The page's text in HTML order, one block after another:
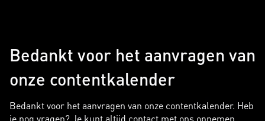
Bedankt voor het aanvragen van
onze contentkalender
Bedankt voor het aanvragen van onze contentkalender. Heb
je nog vragen? Je kunt altijd contact met ons opnemen.